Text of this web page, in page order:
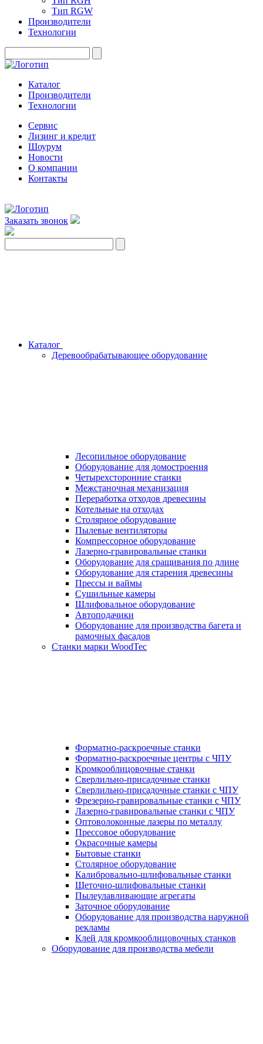
Тип RGW
Производители
Технологии
Каталог
Производители
Технологии
Сервис
Лизинг и кредит
Шоурум
Новости
О компании
Контакты
Заказать звонок
Каталог
Деревообрабатывающее оборудование
Лесопильное оборудование
Оборудование для домостроения
Четырехсторонние станки
Межстаночная механизация
Переработка отходов древесины
Котельные на отходах
Столярное оборудование
Пылевые вентиляторы
Компрессорное оборудование
Лазерно-гравировальные станки
Оборудование для сращивания по длине
Оборудование для старения древесины
Прессы и ваймы
Сушильные камеры
Шлифовальное оборудование
Автоподачики
Оборудование для производства багета и
рамочных фасадов
Станки марки WoodTec
Форматно-раскроечные станки
Форматно-раскроечные центры с ЧПУ
Кромкооблицовочные станки
Сверлильно-присадочные станки
Сверлильно-присадочные станки с ЧПУ
Фрезерно-гравировальные станки с ЧПУ
Лазерно-гравировальные станки с ЧПУ
Оптоволоконные лазеры по металлу
Прессовое оборудование
Окрасочные камеры
Бытовые станки
Столярное оборудование
Калибровально-шлифовальные станки
Щеточно-шлифовальные станки
Пылеулавливающие агрегаты
Заточное оборудование
Оборудование для производства наружной
рекламы
Клей для кромкооблицовочных станков
Оборудование для производства мебели